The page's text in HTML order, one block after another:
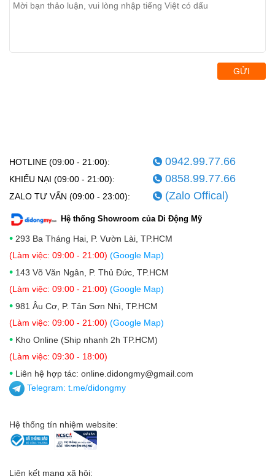
GỬI
HOTLINE (09:00 - 21:00): 0942.99.77.66
KHIẾU NẠI (09:00 - 21:00): 0858.99.77.66
ZALO TƯ VẤN (09:00 - 23:00): (Zalo Offical)
Hệ thống Showroom của Di Động Mỹ
• 293 Ba Tháng Hai, P. Vườn Lài, TP.HCM
(Làm việc: 09:00 - 21:00) (Google Map)
• 143 Võ Văn Ngân, P. Thủ Đức, TP.HCM
(Làm việc: 09:00 - 21:00) (Google Map)
• 981 Âu Cơ, P. Tân Sơn Nhì, TP.HCM
(Làm việc: 09:00 - 21:00) (Google Map)
• Kho Online (Ship nhanh 2h TP.HCM)
(Làm việc: 09:30 - 18:00)
• Liên hệ hợp tác: online.didongmy@gmail.com
Telegram: t.me/didongmy
Hệ thống tín nhiệm website:
Liên kết mạng xã hội: